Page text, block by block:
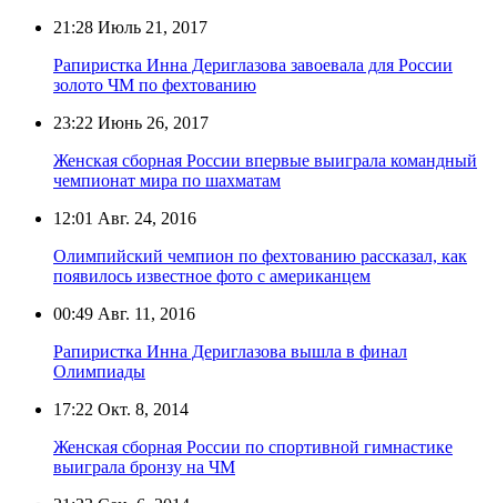
21:28 Июль 21, 2017
Рапиристка Инна Дериглазова завоевала для России
золото ЧМ по фехтованию
23:22 Июнь 26, 2017
Женская сборная России впервые выиграла командный
чемпионат мира по шахматам
12:01 Авг. 24, 2016
Олимпийский чемпион по фехтованию рассказал, как
появилось известное фото с американцем
00:49 Авг. 11, 2016
Рапиристка Инна Дериглазова вышла в финал
Олимпиады
17:22 Окт. 8, 2014
Женская сборная России по спортивной гимнастике
выиграла бронзу на ЧМ